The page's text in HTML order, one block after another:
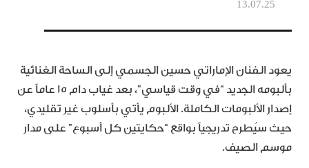
13.07.25
يعود الفنان الإماراتي حسين الجسمي إلى الساحة الغنائية
بألبومه الجديد “في وقت قياسي”، بعد غياب دام 15 عاماً عن
إصدار الألبومات الكاملة. الألبوم يأتي بأسلوب غير تقليدي،
حيث سيُطرح تدريجياً بواقع “حكايتين كل أسبوع” على مدار
موسم الصيف.